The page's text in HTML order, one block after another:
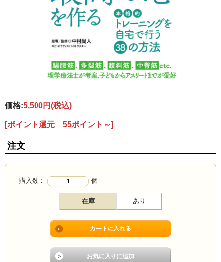
価格:5,500円(税込)
[ポイント還元 55ポイント～]
注文
購入数： 個
在庫 あり